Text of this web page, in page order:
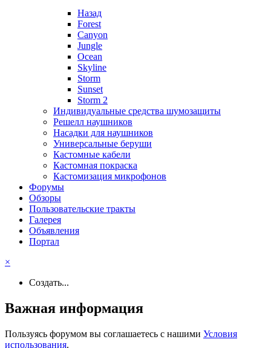
Назад
Forest
Canyon
Jungle
Ocean
Skyline
Storm
Sunset
Storm 2
Индивидуальные средства шумозащиты
Решелл наушников
Насадки для наушников
Универсальные беруши
Кастомные кабели
Кастомная покраска
Кастомизация микрофонов
Форумы
Обзоры
Пользовательские тракты
Галерея
Объявления
Портал
×
Создать...
Важная информация
Пользуясь форумом вы соглашаетесь с нашими Условия
использования.